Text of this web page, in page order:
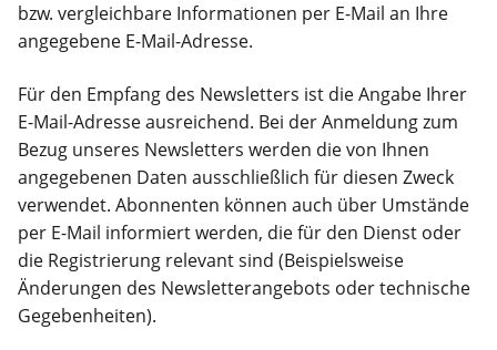
bzw. vergleichbare Informationen per E-Mail an Ihre
angegebene E-Mail-Adresse.
Für den Empfang des Newsletters ist die Angabe Ihrer
E-Mail-Adresse ausreichend. Bei der Anmeldung zum
Bezug unseres Newsletters werden die von Ihnen
angegebenen Daten ausschließlich für diesen Zweck
verwendet. Abonnenten können auch über Umstände
per E-Mail informiert werden, die für den Dienst oder
die Registrierung relevant sind (Beispielsweise
Änderungen des Newsletterangebots oder technische
Gegebenheiten).